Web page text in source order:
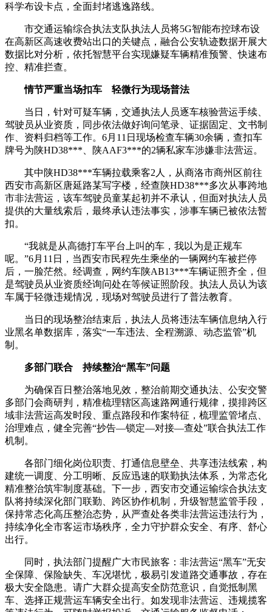
科学布设卡点，全面封堵逃逸路线。
市交通运输综合执法支队执法人员将5G智能布控球布设
在高新区高速收费站出口的关键点，融合公安轨迹数据开展大
数据比对分析，依托智慧平台实现嫌疑车辆精准预警、快速布
控、精准拦查。
情节严重当场扣车 轻微行为现场普法
当日，针对可疑车辆，交通执法人员逐车核验营运手续、
驾驶员从业资质，同步依法做好询问笔录、证据固定、文书制
作、资料归档等工作。6月11日现场检查车辆30余辆，查扣车
牌号为陕HD38***、陕AAF3***的2辆私家车涉嫌非法营运。
其中陕HD38***车辆拉载乘客2人，从商洛市商州区前往
西安市高新区唐延路某写字楼，经查陕HD38***多次从事跨地
市非法营运，该车驾驶员童某起初并不承认，但面对执法人员
提供的大量线索后，最终承认违法事实，涉事车辆已被依法暂
扣。
“我就是从高德打车平台上叫的车，我以为是正规车
呢。”6月11日，当西安市民程先生乘坐的一辆网约车被拦停
后，一脸茫然。经调查，网约车陕AB13***车辆证照齐全，但
是驾驶员从业资质经询问处在等候证照阶段。执法人员认为该
车属于轻微违规情况，现场对驾驶员进行了普法教育。
当日的现场整治结束后，执法人员将违法车辆信息纳入行
业黑名单数据库，落实“一车违法、全程溯源、动态监管”机
制。
多部门联合 持续整治“黑车”问题
为确保百日整治落地见效，整治前期交通执法、公安交警
多部门会商研判，精准梳理辖区高速路网通行规律，摸排跨区
域非法营运高发时段、重点路段和作案特征，梳理监管堵点、
治理难点，健全完善“抄告—锁定—对接—查处”联合执法工作
机制。
各部门细化岗位职责、打通信息壁垒、共享违法线索，构
建统一调度、分工明晰、反应迅速的联勤执法体系，为常态化
精准整治筑牢制度基础。下一步，西安市交通运输综合执法支
队将持续深化部门联勤、跨区协作机制，升级智慧监管手段，
保持常态化高压整治态势，从严查处各类非法营运违法行为，
持续净化全市客运市场秩序，全力守护群众安全、有序、舒心
出行。
同时，执法部门提醒广大市民旅客：非法营运“黑车”无安
全保障、保险缺失、车况堪忧，极易引发道路交通事故，存在
极大安全隐患。请广大群众提高安全防范意识，自觉抵制黑
车、选择正规营运车辆安全出行。如发现非法营运、违规揽客